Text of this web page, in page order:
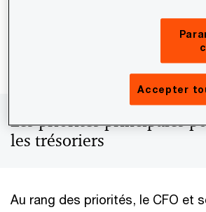
Les priorités principales
les trésoriers
Au rang des priorités, le CFO et
Accepter